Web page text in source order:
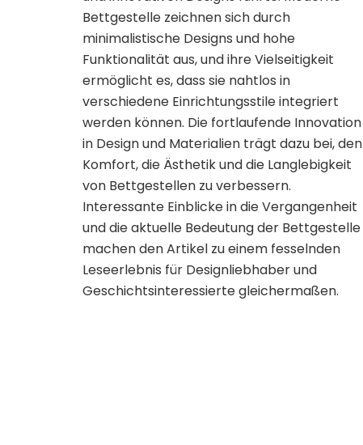
Bettgestelle zeichnen sich durch
minimalistische Designs und hohe
Funktionalität aus, und ihre Vielseitigkeit
ermöglicht es, dass sie nahtlos in
verschiedene Einrichtungsstile integriert
werden können. Die fortlaufende Innovation
in Design und Materialien trägt dazu bei, den
Komfort, die Ästhetik und die Langlebigkeit
von Bettgestellen zu verbessern.
Interessante Einblicke in die Vergangenheit
und die aktuelle Bedeutung der Bettgestelle
machen den Artikel zu einem fesselnden
Leseerlebnis für Designliebhaber und
Geschichtsinteressierte gleichermaßen.